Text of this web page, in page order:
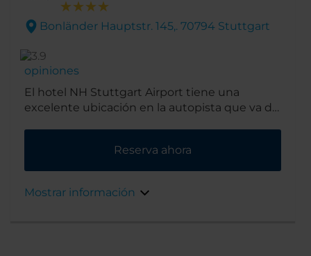
Bonländer Hauptstr. 145,. 70794 Stuttgart
opiniones
El hotel NH Stuttgart Airport tiene una
excelente ubicación en la autopista que va de
aunque también está cerca del recinto ferial
Messe Stuttgart. Y, si quieres ir a los
sólo tardarás 25 minutos.
Reserva ahora
Mostrar información